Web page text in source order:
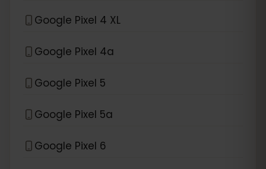
Google Pixel 4 XL
Google Pixel 4a
Google Pixel 5
Google Pixel 5a
Google Pixel 6